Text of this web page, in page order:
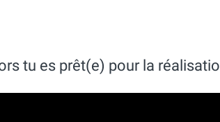
tu es prêt(e) pour la